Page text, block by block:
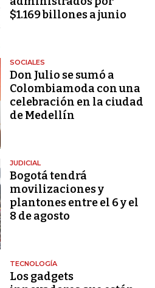
$1.169 billones a junio
SOCIALES
Don Julio se sumó a
Colombiamoda con una
celebración en la ciudad
de Medellín
JUDICIAL
Bogotá tendrá
movilizaciones y
plantones entre el 6 y el
8 de agosto
TECNOLOGÍA
Los gadgets